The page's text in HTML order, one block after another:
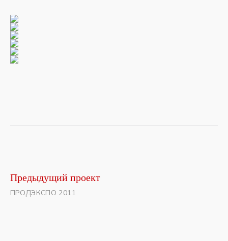
Предыдущий проект
ПРОДЭКСПО 2011